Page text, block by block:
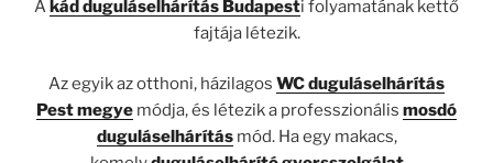
Akád duguláselhárítás Budapesti folyamatának kettő
fajtája létezik.
Az egyik az otthoni, házilagos WC duguláselhárítás
Pest megye módja, és létezik a professzionális mosdó
duguláselhárításmód. Ha egy makacs,